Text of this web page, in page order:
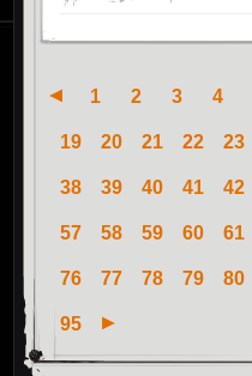
1 2 3 4
19 20 21 22 23
38 39 40 41 42
57 58 59 60 61
76 77 78 79 80
95